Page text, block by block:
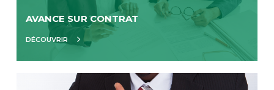
AVANCE SUR CONTRAT
DÉCOUVRIR